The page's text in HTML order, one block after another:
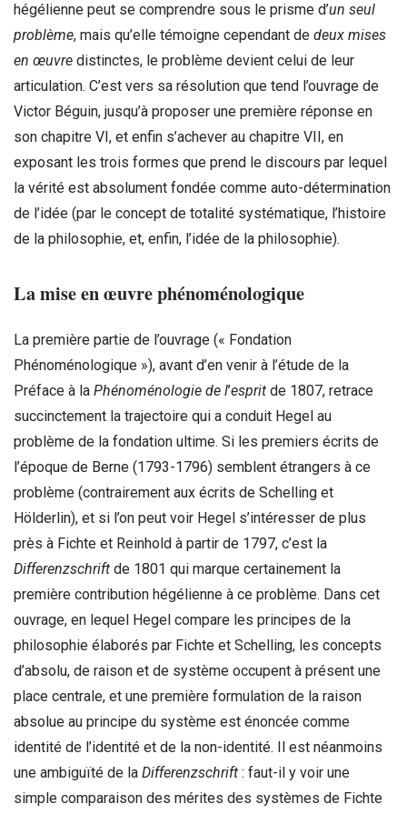
hégélienne peut se comprendre sous le prisme d’un seul
problème, mais qu’elle témoigne cependant de deux mises
en œuvre distinctes, le problème devient celui de leur
articulation. C’est vers sa résolution que tend l’ouvrage de
Victor Béguin, jusqu’à proposer une première réponse en
son chapitre VI, et enfin s’achever au chapitre VII, en
exposant les trois formes que prend le discours par lequel
la vérité est absolument fondée comme auto-détermination
de l’idée (par le concept de totalité systématique, l’histoire
de la philosophie, et, enfin, l’idée de la philosophie).
La mise en œuvre phénoménologique
La première partie de l’ouvrage (« Fondation
Phénoménologique »), avant d’en venir à l’étude de la
Préface à la Phénoménologie de l’esprit de 1807, retrace
succinctement la trajectoire qui a conduit Hegel au
problème de la fondation ultime. Si les premiers écrits de
l’époque de Berne (1793-1796) semblent étrangers à ce
problème (contrairement aux écrits de Schelling et
Hölderlin), et si l’on peut voir Hegel s’intéresser de plus
près à Fichte et Reinhold à partir de 1797, c’est la
Differenzschrift de 1801 qui marque certainement la
première contribution hégélienne à ce problème. Dans cet
ouvrage, en lequel Hegel compare les principes de la
philosophie élaborés par Fichte et Schelling, les concepts
d’absolu, de raison et de système occupent à présent une
place centrale, et une première formulation de la raison
absolue au principe du système est énoncée comme
identité de l’identité et de la non-identité. Il est néanmoins
une ambiguïté de la Differenzschrift : faut-il y voir une
simple comparaison des mérites des systèmes de Fichte